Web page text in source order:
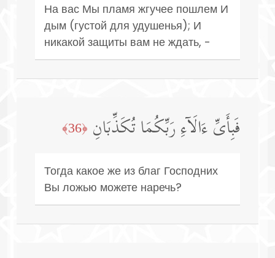
На вас Мы пламя жгучее пошлем И
дым (густой для удушенья); И
никакой защиты вам не ждать, -
فَبِأَیِّ ءَالَاۤءِ رَبِّكُمَا تُكَذِّبَانِ ﴿36﴾
Тогда какое же из благ Господних
Вы ложью можете наречь?